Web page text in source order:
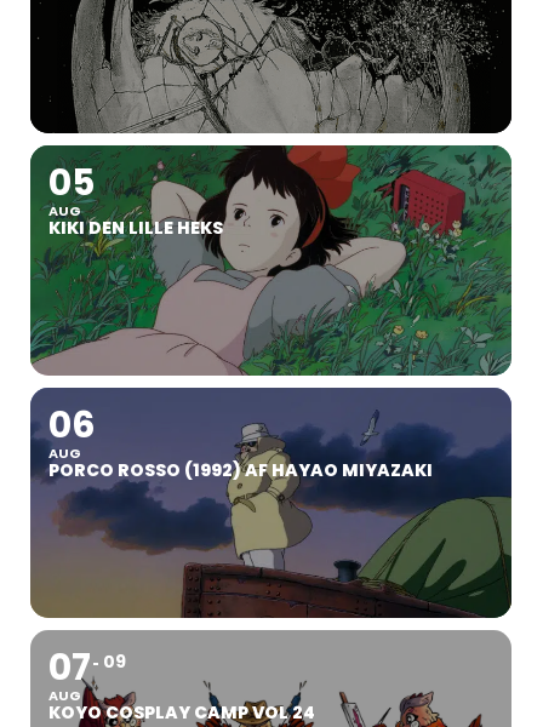
05
AUG
KIKI DEN LILLE HEKS
06
AUG
PORCO ROSSO (1992) AF HAYAO MIYAZAKI
07
AUG
09
KOYO COSPLAY CAMP VOL 24